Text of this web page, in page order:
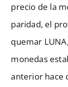
precio de la
paridad, el
quemar
monedas
anterior hace